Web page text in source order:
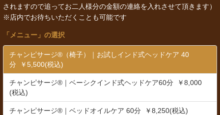
されますので追ってお二人様分の金額の連絡を入れさせて頂きます）
※店内でお待ちいただくことも可能です
「 メニュー 」の選択
チャンピサージ®（椅子）｜お試しインド式ヘッドケア 40
分 ￥5,500(税込)
チャンピサージ®｜ベーシクインド式ヘッドケア60分 ￥8,000
(税込)
チャンピサージ®｜ベッドオイルケア 60分 ￥8,250(税込)